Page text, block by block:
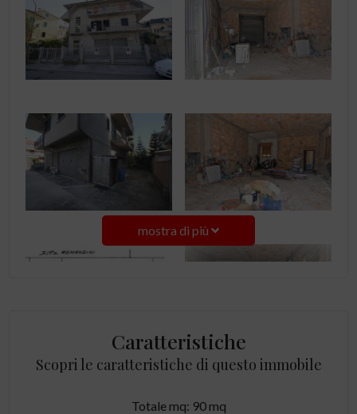
mostra di più
Caratteristiche
Scopri le caratteristiche di questo immobile
Totale mq: 90 mq